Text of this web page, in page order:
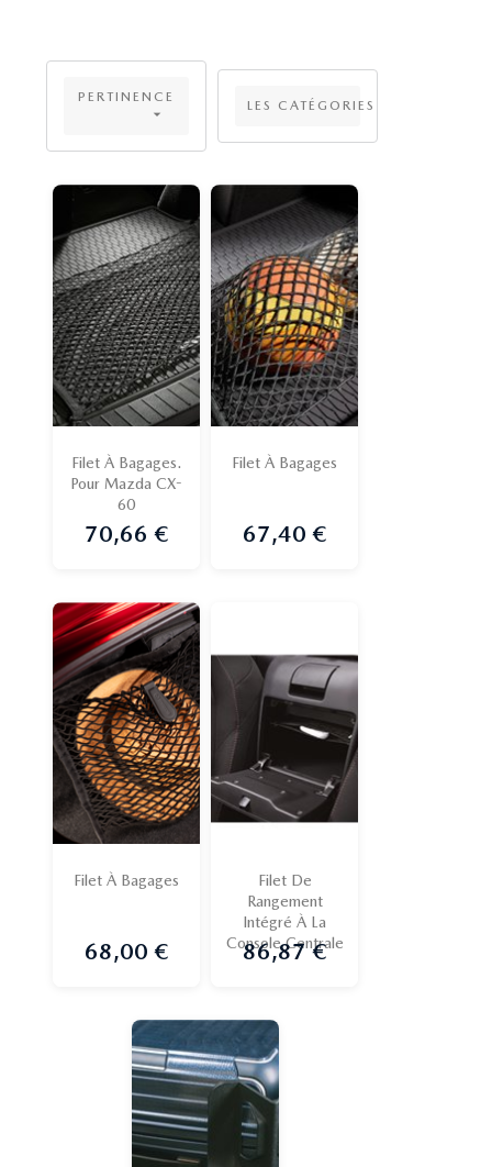
PERTINENCE
 LES CATÉGORIES
Filet À Bagages.
Pour Mazda CX-
60
Prix
70,66 €
Filet À Bagages
Prix
67,40 €
Filet À Bagages
Prix
68,00 €
Filet De
Rangement
Intégré À La
Console Centrale
Prix
86,87 €